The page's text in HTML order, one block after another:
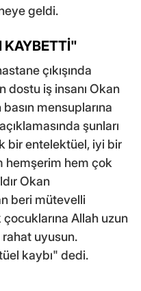
geldi.
KAYBETTİ"
çıkışında
dostu iş insanı Okan
mensuplarına
şunları
bir entelektüel, iyi bir
hemşerim hem çok
Okan
beri mütevelli
Allah uzun
uyusun.
kaybı" dedi.